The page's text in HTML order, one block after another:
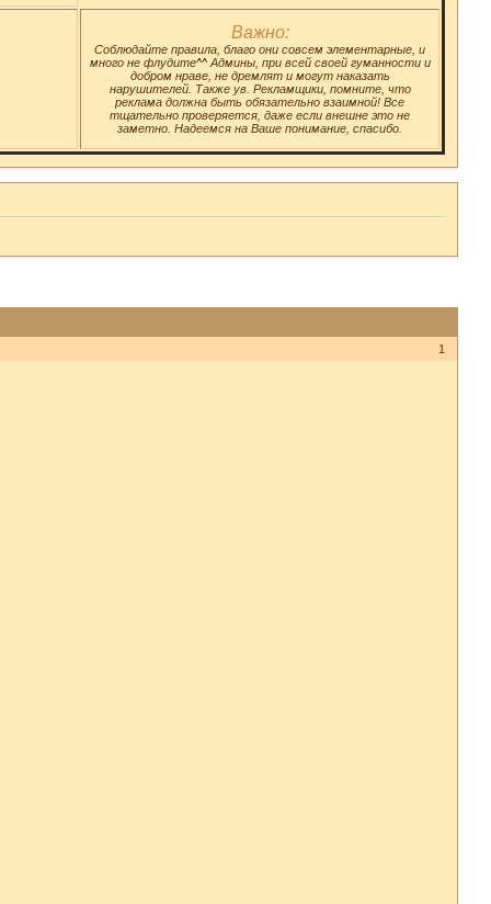
Важно:
Соблюдайте правила, благо они совсем элементарные, и
много не флудите^^ Админы, при всей своей гуманности и
добром нраве, не дремлят и могут наказать
нарушителей. Также ув. Рекламщики, помните, что
реклама должна быть обязательно взаимной! Все
тщательно проверяется, даже если внешне это не
заметно. Надеемся на Ваше понимание, спасибо.
1